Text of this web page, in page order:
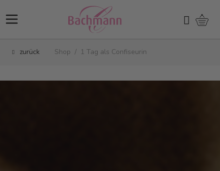
Suchen
zurück Shop / 1 Tag als Confiseurin